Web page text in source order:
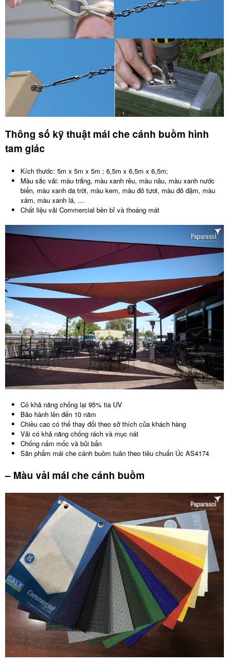
Thông số kỹ thuật mái che cánh buồm hình
tam giác
Kích thước: 5m x 5m x 5m ; 6,5m x 6,5m x 6,5m;
Màu sắc vải: màu trắng, màu xanh rêu, màu nâu, màu xanh nước
biển, màu xanh da trời, màu kem, màu đỏ tươi, màu đỏ đậm, màu
xám, màu xanh lá, …
Chất liệu vải Commercial bền bỉ và thoáng mát
Có khả năng chống lại 95% tia UV
Bảo hành lên đến 10 năm
Chiều cao có thể thay đổi theo sở thích của khách hàng
Vải có khả năng chống rách và mục nát
Chống nấm mốc và bủi bẩn
Sản phẩm mái che cánh buồm tuân theo tiêu chuẩn Úc AS4174
– Màu vải mái che cánh buồm